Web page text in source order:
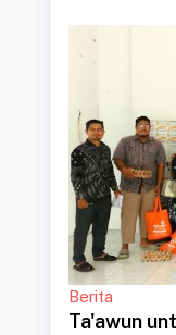
Berita
Ta'awun